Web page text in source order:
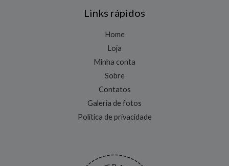
Links rápidos
Home
Loja
Minha conta
Sobre
Contatos
Galeria de fotos
Política de privacidade